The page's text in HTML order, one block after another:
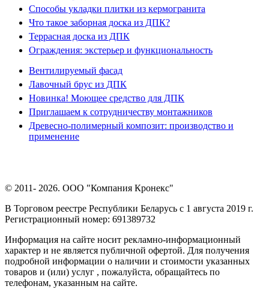
Способы укладки плитки из кермогранита
Что такое заборная доска из ДПК?
Террасная доска из ДПК
Ограждения: экстерьер и функциональность
Вентилируемый фасад
Лавочный брус из ДПК
Новинка! Моющее средство для ДПК
Приглашаем к сотрудничеству монтажников
Древесно-полимерный композит: производство и
применение
© 2011- 2026. ООО "Компания Кронекс"
В Торговом реестре Республики Беларусь с 1 августа 2019 г.
Регистрационный номер: 691389732
Информация на сайте носит рекламно-информационный
характер и не является публичной офертой. Для получения
подробной информации о наличии и стоимости указанных
товаров и (или) услуг , пожалуйста, обращайтесь по
телефонам, указанным на сайте.